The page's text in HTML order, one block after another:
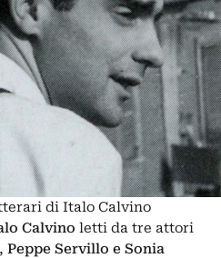
di Italo Calvino
Calvino letti da tre attori
, Peppe Servillo e Sonia